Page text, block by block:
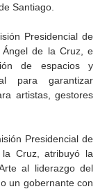
Santiago.
Presidencial de
Ángel de la Cruz, e
de espacios y
para garantizar
artistas, gestores
Presidencial de
Cruz, atribuyó la
al liderazgo del
un gobernante con